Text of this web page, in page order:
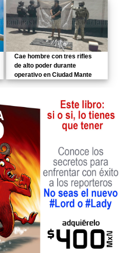
Cae hombre con tres rifles
de alto poder durante
operativo en Ciudad Mante